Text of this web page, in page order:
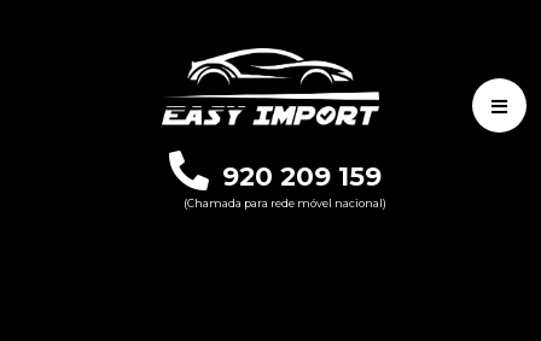
920 209 159
(Chamada para rede móvel nacional)